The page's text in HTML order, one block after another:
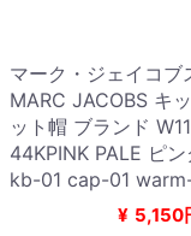
マーク・ジェイコブ
MARC JACOBS キ
ット帽 ブランド
44KPINK PALE ピ
kb-01 cap-01
¥ 5,150